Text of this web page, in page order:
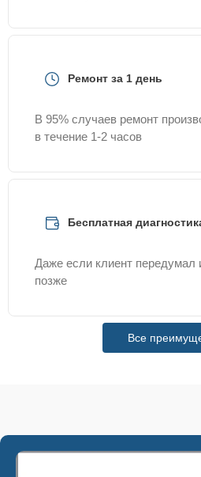
Ремонт за 1 день
В 95% случаев ремонт
в течение 1-2 часов
Бесплатная
Даже если клиент передумал
позже
Все